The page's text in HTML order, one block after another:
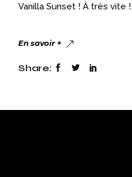
Vanilla Sunset ! À très vite !
En savoir +
Share: